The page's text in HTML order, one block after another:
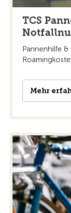
TCS
Pannenhilfe
Mehr